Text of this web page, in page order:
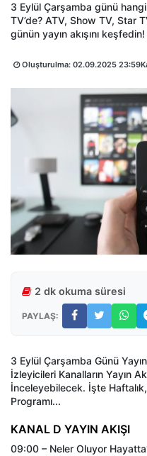
3 Eylül Çarşamba günü
TV’de? ATV, Show TV, Star
günün yayın akışını keşfedin!
Oluşturulma: 02.09.2025 23:59
2 dk okuma süresi
PAYLAŞ:
3 Eylül Çarşamba Günü
İzleyicileri Kanalların Yayın
İnceleyebilecek. İşte
Programı...
KANAL D YAYIN AKIŞI
09:00 – Neler Oluyor